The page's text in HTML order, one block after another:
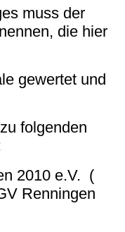
muss der
die hier
gewertet und
folgenden
2010 e.V. (
Renningen